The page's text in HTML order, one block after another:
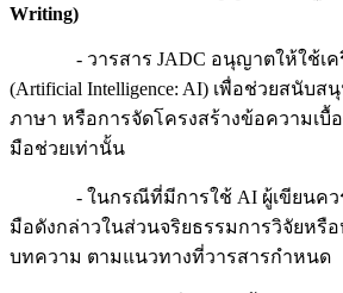
Writing)
- วารสาร JADC อนุญาตให้ใช้เค
(Artificial Intelligence: AI) เพื่อช่วยสนับ
ภาษา หรือการจัดโครงสร้างข้อความเบื้
มือช่วยเท่านั้น
- ในกรณีที่มีการใช้ AI ผู้เขียนควรเ
มือดังกล่าวในส่วนจริยธรรมการวิจัยหรื
บทความ ตามแนวทางที่วารสารกำหนด